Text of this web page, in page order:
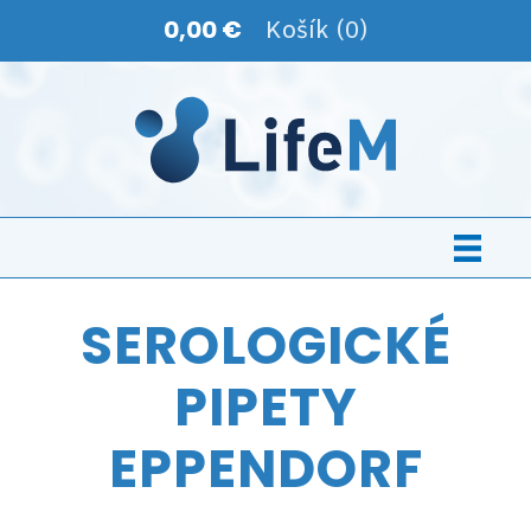
0,00 € Košík (0)
SEROLOGICKÉ
PIPETY
EPPENDORF